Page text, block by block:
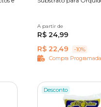
2 L
A partir de
R$ 24,99
R$ 22,49
-10%
Compra Programada
Desconto